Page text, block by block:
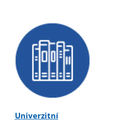
Univerzitní